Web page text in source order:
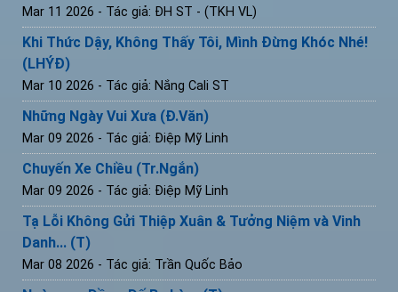
Mar 11 2026 - Tác giả: ĐH ST - (TKH VL)
Khi Thức Dậy, Không Thấy Tôi, Mình Đừng Khóc Nhé!
(LHÝĐ)
Mar 10 2026 - Tác giả: Nắng Cali ST
Những Ngày Vui Xưa (Đ.Văn)
Mar 09 2026 - Tác giả: Điệp Mỹ Linh
Chuyến Xe Chiều (Tr.Ngắn)
Mar 09 2026 - Tác giả: Điệp Mỹ Linh
Tạ Lỗi Không Gửi Thiệp Xuân & Tưởng Niệm và Vinh
Danh... (T)
Mar 08 2026 - Tác giả: Trần Quốc Bảo